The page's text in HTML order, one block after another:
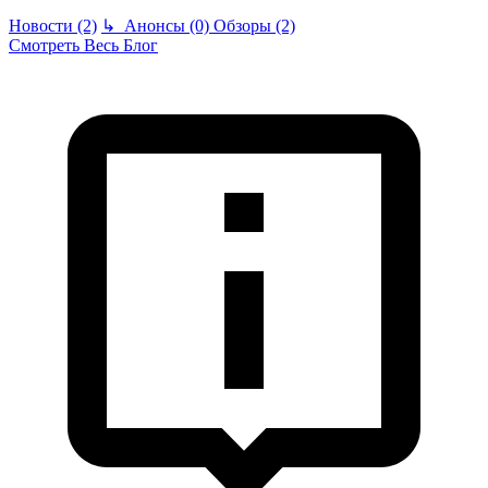
Новости (2) ↳ Анонсы (0) Обзоры (2)
Смотреть Весь Блог